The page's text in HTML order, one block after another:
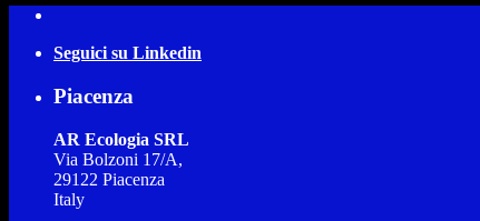
Seguici su Linkedin
Piacenza
AR Ecologia SRL
Via Bolzoni 17/A,
29122 Piacenza
Italy